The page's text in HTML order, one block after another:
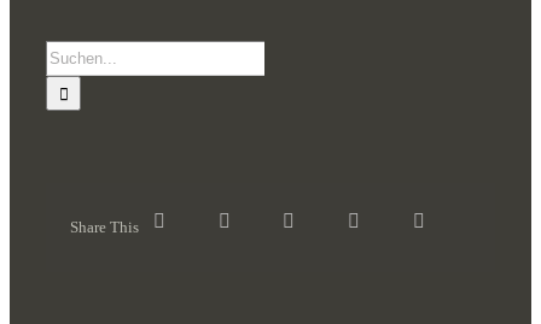
Suche
nach:
Share This